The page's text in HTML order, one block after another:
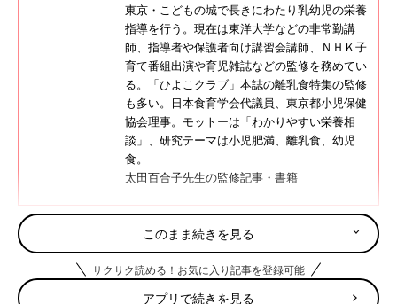
東京・こどもの城で長きにわたり乳幼児の栄養
指導を行う。現在は東洋大学などの非常勤講
師、指導者や保護者向け講習会講師、ＮＨＫ子
育て番組出演や育児雑誌などの監修を務めてい
る。「ひよこクラブ」本誌の離乳食特集の監修
も多い。日本食育学会代議員、東京都小児保健
協会理事。モットーは「わかりやすい栄養相
談」、研究テーマは小児肥満、離乳食、幼児
食。
太田百合子先生の監修記事・書籍
調理前にお読みください＜離乳食のお約束＞
離乳食の「下ごしらえ」の方法はここから確認してください
このまま続きを見る
サクサク読める！お気に入り記事を登録可能
アプリで続きを見る